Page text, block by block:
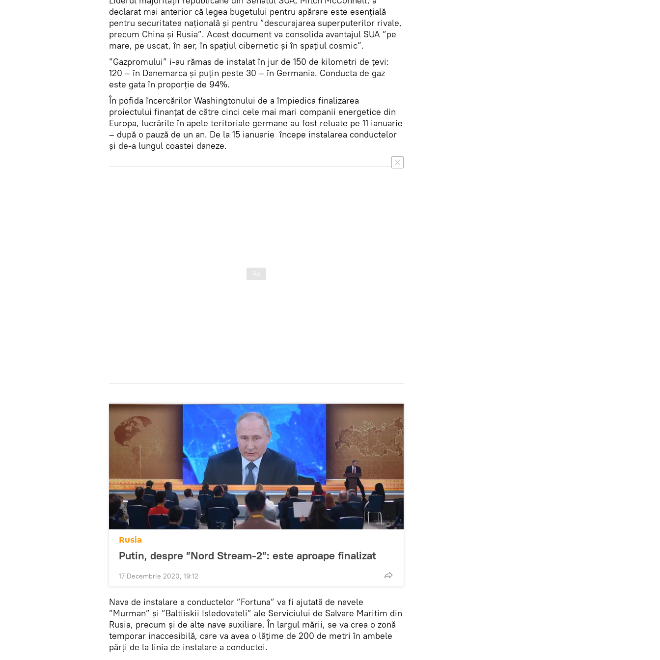
declarat mai anterior că legea bugetului pentru apărare este esențială
pentru securitatea națională și pentru ”descurajarea superputerilor rivale,
precum China și Rusia”. Acest document va consolida avantajul SUA ”pe
mare, pe uscat, în aer, în spațiul cibernetic și în spațiul cosmic”.
”Gazpromului” i-au rămas de instalat în jur de 150 de kilometri de țevi:
120 – în Danemarca și puțin peste 30 – în Germania. Conducta de gaz
este gata în proporție de 94%.
În pofida încercărilor Washingtonului de a împiedica finalizarea
proiectului finanțat de către cinci cele mai mari companii energetice din
Europa, lucrările în apele teritoriale germane au fost reluate pe 11 ianuarie
– după o pauză de un an. De la 15 ianuarie începe instalarea conductelor
și de-a lungul coastei daneze.
Rusia
Putin, despre ”Nord Stream-2”: este aproape finalizat
17 Decembrie 2020, 19:12
Nava de instalare a conductelor ”Fortuna” va fi ajutată de navele
”Murman” și ”Baltiiskii Isledovateli” ale Serviciului de Salvare Maritim din
Rusia, precum și de alte nave auxiliare. În largul mării, se va crea o zonă
temporar inaccesibilă, care va avea o lățime de 200 de metri în ambele
părți de la linia de instalare a conductei.